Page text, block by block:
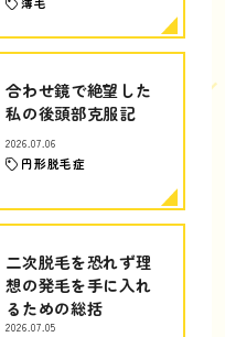
合わせ鏡で絶望した
私の後頭部克服記
2026.07.06
円形脱毛症
二次脱毛を恐れず理
想の発毛を手に入れ
るための総括
2026.07.05